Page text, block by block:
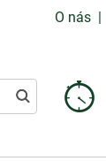
O nás |